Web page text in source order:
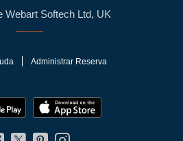
Webart Softech Ltd, UK
Administrar Reserva